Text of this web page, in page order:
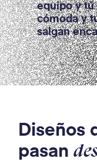
equipo y tú
cómoda y
salgan
Diseños
pasan